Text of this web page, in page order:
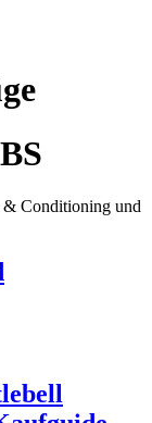
& Conditioning und